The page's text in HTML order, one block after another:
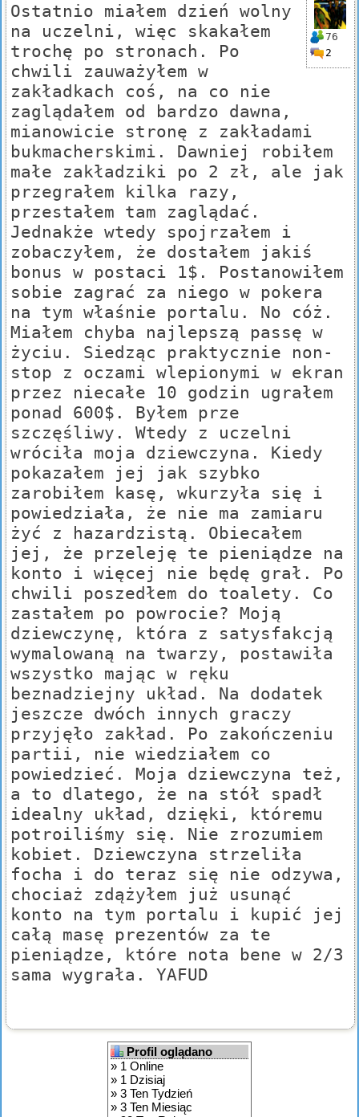
76
2
Ostatnio miałem dzień wolny
na uczelni, więc skakałem
trochę po stronach. Po
chwili zauważyłem w
zakładkach coś, na co nie
zaglądałem od bardzo dawna,
mianowicie stronę z zakładami
bukmacherskimi. Dawniej robiłem
małe zakładziki po 2 zł, ale jak
przegrałem kilka razy,
przestałem tam zaglądać.
Jednakże wtedy spojrzałem i
zobaczyłem, że dostałem jakiś
bonus w postaci 1$. Postanowiłem
sobie zagrać za niego w pokera
na tym właśnie portalu. No cóż.
Miałem chyba najlepszą passę w
życiu. Siedząc praktycznie non-
stop z oczami wlepionymi w ekran
przez niecałe 10 godzin ugrałem
ponad 600$. Byłem prze
szczęśliwy. Wtedy z uczelni
wróciła moja dziewczyna. Kiedy
pokazałem jej jak szybko
zarobiłem kasę, wkurzyła się i
powiedziała, że nie ma zamiaru
żyć z hazardzistą. Obiecałem
jej, że przeleję te pieniądze na
konto i więcej nie będę grał. Po
chwili poszedłem do toalety. Co
zastałem po powrocie? Moją
dziewczynę, która z satysfakcją
wymalowaną na twarzy, postawiła
wszystko mając w ręku
beznadziejny układ. Na dodatek
jeszcze dwóch innych graczy
przyjęło zakład. Po zakończeniu
partii, nie wiedziałem co
powiedzieć. Moja dziewczyna też,
a to dlatego, że na stół spadł
idealny układ, dzięki, któremu
potroiliśmy się. Nie zrozumiem
kobiet. Dziewczyna strzeliła
focha i do teraz się nie odzywa,
chociaż zdążyłem już usunąć
konto na tym portalu i kupić jej
całą masę prezentów za te
pieniądze, które nota bene w 2/3
sama wygrała. YAFUD
Profil oglądano
» 1 Online
» 1 Dzisiaj
» 3 Ten Tydzień
» 3 Ten Miesiąc